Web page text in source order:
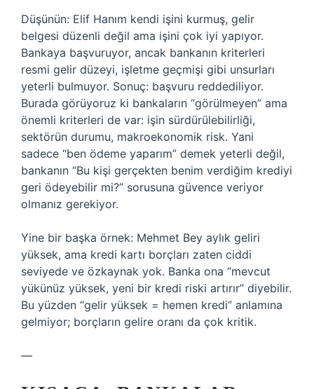
Düşünün: Elif Hanım kendi işini kurmuş, gelir
belgesi düzenli değil ama işini çok iyi yapıyor.
Bankaya başvuruyor, ancak bankanın kriterleri
resmi gelir düzeyi, işletme geçmişi gibi unsurları
yeterli bulmuyor. Sonuç: başvuru reddediliyor.
Burada görüyoruz ki bankaların “görülmeyen” ama
önemli kriterleri de var: işin sürdürülebilirliği,
sektörün durumu, makroekonomik risk. Yani
sadece “ben ödeme yaparım” demek yeterli değil,
bankanın “Bu kişi gerçekten benim verdiğim krediyi
geri ödeyebilir mi?” sorusuna güvence veriyor
olmanız gerekiyor.
Yine bir başka örnek: Mehmet Bey aylık geliri
yüksek, ama kredi kartı borçları zaten ciddi
seviyede ve özkaynak yok. Banka ona “mevcut
yükünüz yüksek, yeni bir kredi riski artırır” diyebilir.
Bu yüzden “gelir yüksek = hemen kredi” anlamına
gelmiyor; borçların gelire oranı da çok kritik.
—